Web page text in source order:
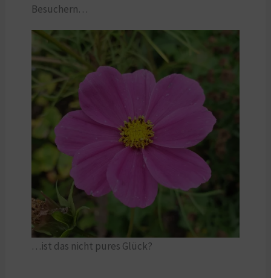
Besuchern…
…ist das nicht pures Glück?